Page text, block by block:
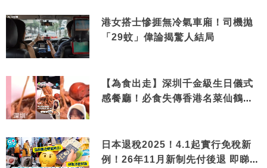
港女搭士慘捱無冷氣車廂！司機拋
「29蚊」偉論揭驚人結局
【為食出走】深圳千金級生日儀式
感餐廳！必食失傳香港名菜仙鶴神
日本退稅2025！4.1起實行免稅新
例！26年11月新制先付後退 即睇步